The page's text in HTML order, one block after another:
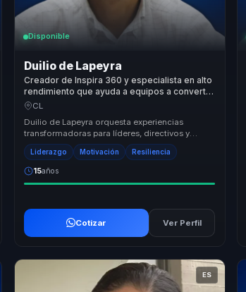
Disponible
Duilio de Lapeyra
Creador de Inspira 360 y especialista en alto
rendimiento que ayuda a equipos a convertir
disciplina deportiva en resiliencia, motivación
CL
Duilio de Lapeyra orquesta experiencias
transformadoras para líderes, directivos y
responsables de equipos, permitiéndoles dejar
atrás eq...
Liderazgo Motivación Resiliencia
15años
Cotizar Ver Perfil
ES